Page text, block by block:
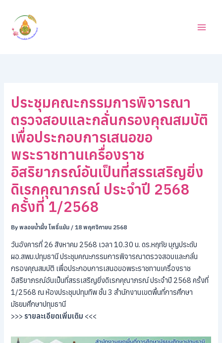
content
ประชุมคณะกรรมการพิจารณา
ตรวจสอบและกลั่นกรองคุณสมบัติ
เพื่อประกอบการเสนอขอ
พระราชทานเครื่องราช
อิสริยาภรณ์อันเป็นที่สรรเสริญยิ่ง
ดิเรกคุณาภรณ์ ประจำปี 2568
ครั้งที่ 1/2568
Byพลอยน้ำผึ้ง โพธิ์แย้ม /18 พฤศจิกายน 2568
วันอังคารที่ 26 สิงหาคม 2568 เวลา 10.30 น. ดร.หฤทัย บุญประดับ
ผอ.สพม.ปทุมธานี ประชุมคณะกรรมการพิจารณาตรวจสอบและกลั่น
กรองคุณสมบัติ เพื่อประกอบการเสนอขอพระราชทานเครื่องราช
อิสริยาภรณ์อันเป็นที่สรรเสริญยิ่งดิเรกคุณาภรณ์ ประจำปี 2568 ครั้งที่
1/2568 ณ ห้องประชุมปทุมทิพ ชั้น 3 สำนักงานเขตพื้นที่การศึกษา
มัธยมศึกษาปทุมธานี
>>>รายละเอียดเพิ่มเติม <<<
ห
า